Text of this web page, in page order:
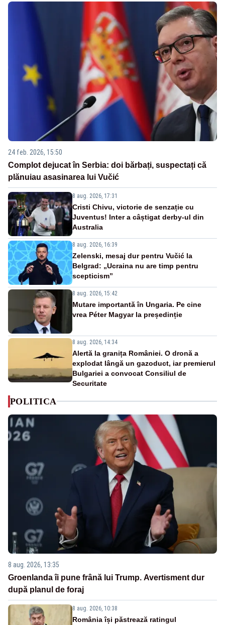
24 feb. 2026, 15:50
Complot dejucat în Serbia: doi bărbați, suspectați că
plănuiau asasinarea lui Vučić
8 aug. 2026, 17:31
Cristi Chivu, victorie de senzație cu
Juventus! Inter a câștigat derby-ul din
Australia
8 aug. 2026, 16:39
Zelenski, mesaj dur pentru Vučić la
Belgrad: „Ucraina nu are timp pentru
scepticism”
8 aug. 2026, 15:42
Mutare importantă în Ungaria. Pe cine
vrea Péter Magyar la președinție
8 aug. 2026, 14:34
Alertă la granița României. O dronă a
explodat lângă un gazoduct, iar premierul
Bulgariei a convocat Consiliul de
Securitate
POLITICA
8 aug. 2026, 13:35
Groenlanda îi pune frână lui Trump. Avertisment dur
după planul de foraj
8 aug. 2026, 10:38
România își păstrează ratingul